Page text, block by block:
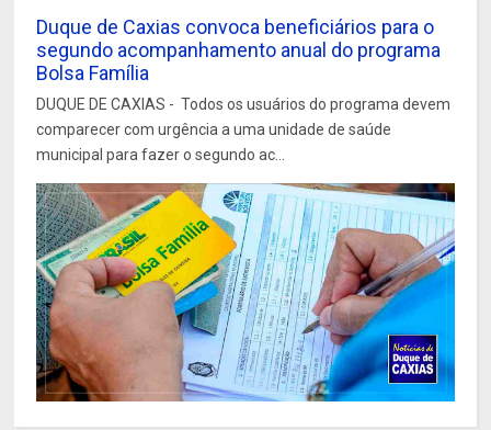
Duque de Caxias convoca beneficiários para o
segundo acompanhamento anual do programa
Bolsa Família
DUQUE DE CAXIAS - Todos os usuários do programa devem
comparecer com urgência a uma unidade de saúde
municipal para fazer o segundo ac...